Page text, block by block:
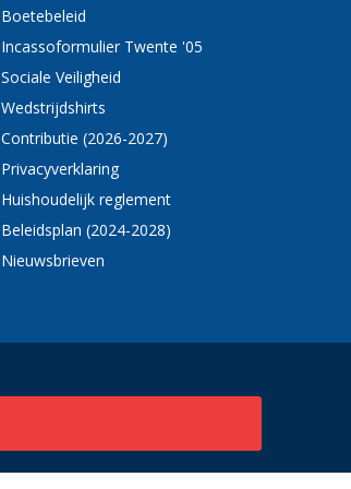
Boetebeleid
Incassoformulier Twente '05
Sociale Veiligheid
Wedstrijdshirts
Contributie (2026-2027)
Privacyverklaring
Huishoudelijk reglement
Beleidsplan (2024-2028)
Nieuwsbrieven